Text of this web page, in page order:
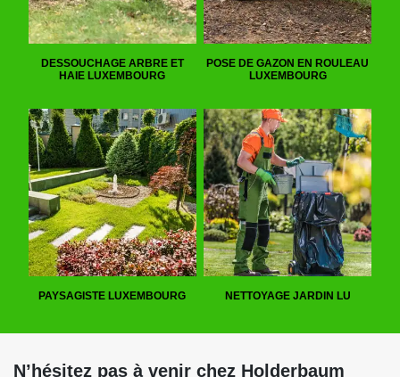
DESSOUCHAGE ARBRE ET
HAIE LUXEMBOURG
POSE DE GAZON EN ROULEAU
LUXEMBOURG
PAYSAGISTE LUXEMBOURG NETTOYAGE JARDIN LU
N’hésitez pas à venir chez Holderbaum